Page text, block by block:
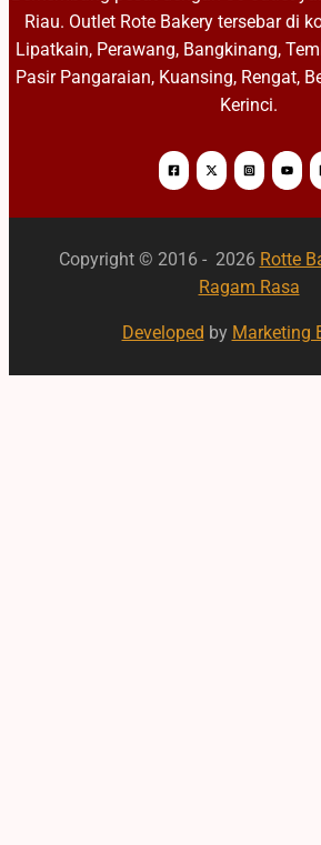
Riau. Outlet Rote Bakery tersebar di
Lipatkain, Perawang, Bangkinang,
Pasir Pangaraian, Kuansing, Rengat,
Kerinci.
Copyright © 2016 - 2026 Rotte
Ragam Rasa
Developed by Marketing